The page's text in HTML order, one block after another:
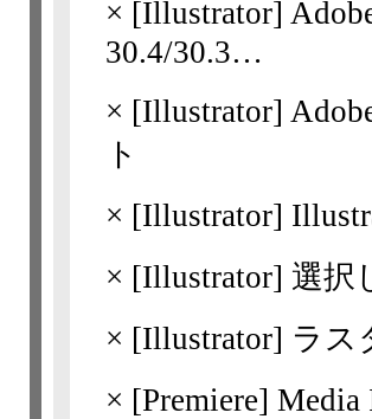
× [Illustrator]
30.4/​30.3…
× [Illustrator]
ト
× [Illustrator]
× [Illustrator] 選択
× [Illustrator] ラス
× [Premiere]